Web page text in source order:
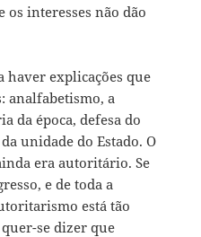
os interesses não dão
haver explicações que
analfabetismo, a
da época, defesa do
unidade do Estado. O
era autoritário. Se
e de toda a
está tão
se dizer que